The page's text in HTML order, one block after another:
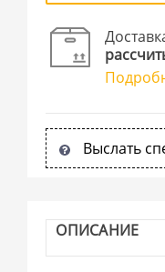
Выслать
ОПИСАНИЕ